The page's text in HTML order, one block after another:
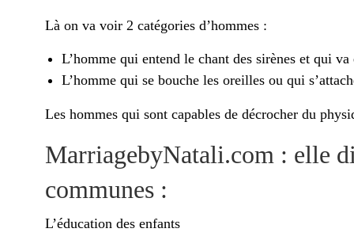
Là on va voir 2 catégories d’hommes :
L’homme qui entend le chant des sirènes et qui va
L’homme qui se bouche les oreilles ou qui
Les hommes qui sont capables de décrocher du
MarriagebyNatali.com : elle
communes :
L’éducation des enfants